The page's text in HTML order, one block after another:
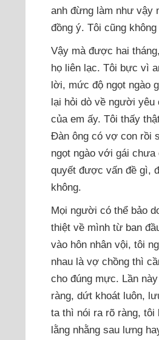
anh đừng làm như vậy
đồng ý. Tôi cũng
Vậy mà được hai
họ liên lạc. Tôi bực vì
lời, mức độ ngọt ngào
lại hỏi dò về người yêu
của em ấy. Tôi thấy
Đàn ông có vợ con rồi
ngọt ngào với gái chưa
quyết được vấn đề gì,
không.
Mọi người có thể bảo
thiệt về mình từ ban
vào hôn nhân vội, tôi
nhau là vợ chồng thì
cho đúng mực. Lần
ràng, dứt khoát luôn,
ta thì nói ra rõ ràng, tôi
lằng nhằng sau lưng